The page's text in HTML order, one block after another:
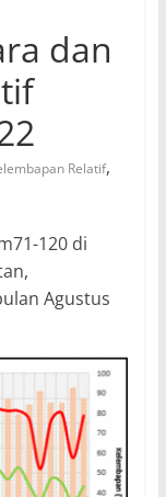
dan
Relatif,
120 di
Agustus